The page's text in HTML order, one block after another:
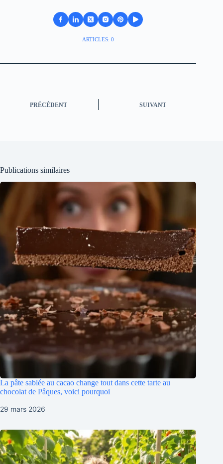
ARTICLES: 0
PRÉCÉDENT SUIVANT
Publications similaires
La pâte sablée au cacao change tout dans cette tarte au
chocolat de Pâques, voici pourquoi
29 mars 2026